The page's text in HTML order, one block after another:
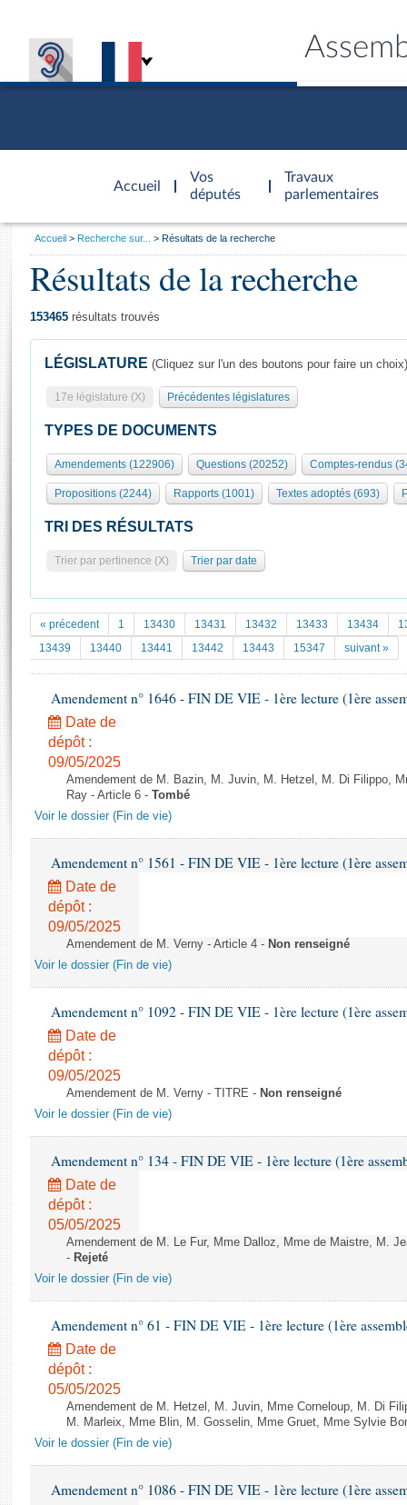
Accueil
d'accueil
Vos
députés
Travaux
parlementaires
Présidence
577 députés
Groupes politiques
Séance publique
Commissions et autres organes
Europe et International
Pétitions
Documents parlementaires
Projets de loi
Propositions de loi
Amendements
Textes adoptés
Rapports d'information
Rapports d'enquête
Rapports législatifs
Rapports sur l'application des lois
Baromètre de l’application des lois
Dossiers législatifs
Budget et sécurité sociale
Comptes rendus des débats
Général
Rôle et pouvoirs de l'Assemblée
Organisation de l'Assemblée
Présidence Conférence des Présidents Bureau Collège des
Statistiques et chiffres clés
Documents de référence
( Constitution | Règlement de l'Assemblée ... )
Histoire
Juniors
Anciennes législatures
Liens vers les sites publics
Visiter l'Assemblée
Visite virtuelle du palais Bourbon
Assister à une séance
La Bibliothèque
Les archives
Photos libres de droit
Vous
Accueil Recherche sur... Résultats de la recherche
Résultats de la recherche
153465 résultats trouvés
LÉGISLATURE (Cliquez sur l'un des boutons pour faire un choix)
17e législature (X) Précédentes législatures
TYPES DE DOCUMENTS
Amendements (122906) Questions (20252) Comptes-rendus
Propositions (2244) Rapports (1001) Textes adoptés (693)
TRI DES RÉSULTATS
Trier par pertinence (X) Trier par date
« précedent 1 13430 13431 13432 13433 13434
13439
13440 13441 13442 13443 15347 suivant »
Amendement n° 1646 - FIN DE VIE - 1ère lecture (1ère
Date de
dépôt :
09/05/2025
Amendement de M. Bazin, M. Juvin, M. Hetzel, M. Di Filippo,
Ray - Article 6 - Tombé
Voir le dossier (Fin de vie)
Amendement n° 1561 - FIN DE VIE - 1ère lecture (1ère
Date de
dépôt :
09/05/2025
Amendement de M. Verny - Article 4 - Non renseigné
Voir le dossier (Fin de vie)
Amendement n° 1092 - FIN DE VIE - 1ère lecture (1ère
Date de
dépôt :
09/05/2025
Amendement de M. Verny - TITRE - Non renseigné
Voir le dossier (Fin de vie)
Amendement n° 134 - FIN DE VIE - 1ère lecture (1ère
Date de
dépôt :
05/05/2025
Amendement de M. Le Fur, Mme Dalloz, Mme de Maistre, M.
- Rejeté
Voir le dossier (Fin de vie)
Amendement n° 61 - FIN DE VIE - 1ère lecture (1ère
Date de
dépôt :
05/05/2025
Amendement de M. Hetzel, M. Juvin, Mme Corneloup, M. Di
M. Marleix, Mme Blin, M. Gosselin, Mme Gruet, Mme Sylvie
Voir le dossier (Fin de vie)
Amendement n° 1086 - FIN DE VIE - 1ère lecture (1ère